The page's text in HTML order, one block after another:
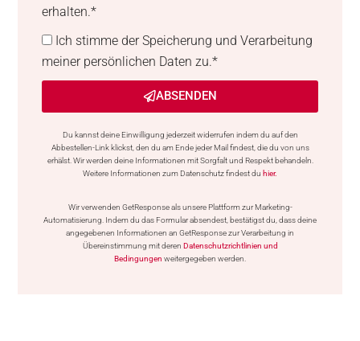
erhalten.*
Ich stimme der Speicherung und Verarbeitung
meiner persönlichen Daten zu.*
ABSENDEN
Du kannst deine Einwilligung jederzeit widerrufen indem du auf den
Abbestellen-Link klickst, den du am Ende jeder Mail findest, die du von uns
erhälst. Wir werden deine Informationen mit Sorgfalt und Respekt behandeln.
Weitere Informationen zum Datenschutz findest du hier.
Wir verwenden GetResponse als unsere Plattform zur Marketing-
Automatisierung. Indem du das Formular absendest, bestätigst du, dass deine
angegebenen Informationen an GetResponse zur Verarbeitung in
Übereinstimmung mit deren Datenschutzrichtlinien und
Bedingungen weitergegeben werden.